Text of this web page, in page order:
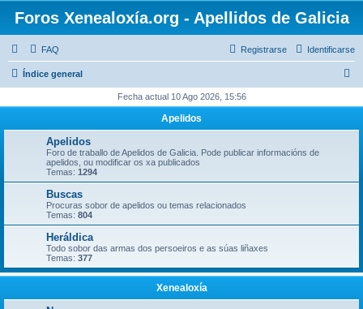
Foros Xenealoxía.org - Apellidos de Galicia
FAQ Identificarse
Registrarse
Índice general
c
Fecha actual 10 Ago 2026, 15:56
Apelidos
Apelidos
Foro de traballo de Apelidos de Galicia. Pode publicar informacións de
apelidos, ou modificar os xa publicados
Temas: 1294
Buscas
Procuras sobor de apelidos ou temas relacionados
Temas: 804
Heráldica
Todo sobor das armas dos persoeiros e as súas liñaxes
Temas: 377
Xenealoxía